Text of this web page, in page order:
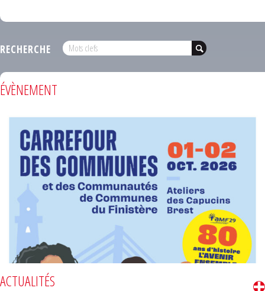
RECHERCHE
ÉVÈNEMENT
ACTUALITÉS